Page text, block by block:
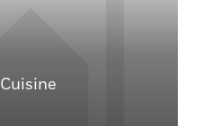
Cuisine